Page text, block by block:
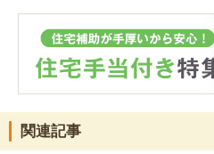
関連記事